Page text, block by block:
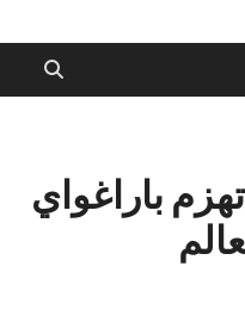
باراغواي